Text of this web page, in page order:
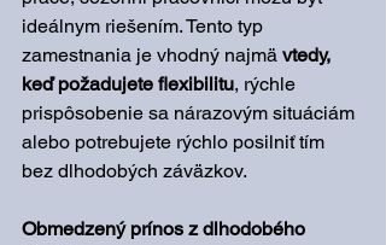
ideálnym riešením. Tento typ
zamestnania je vhodný najmä vtedy,
keď požadujete flexibilitu, rýchle
prispôsobenie sa nárazovým situáciám
alebo potrebujete rýchlo posilniť tím
bez dlhodobých záväzkov.
Obmedzený prínos z dlhodobého